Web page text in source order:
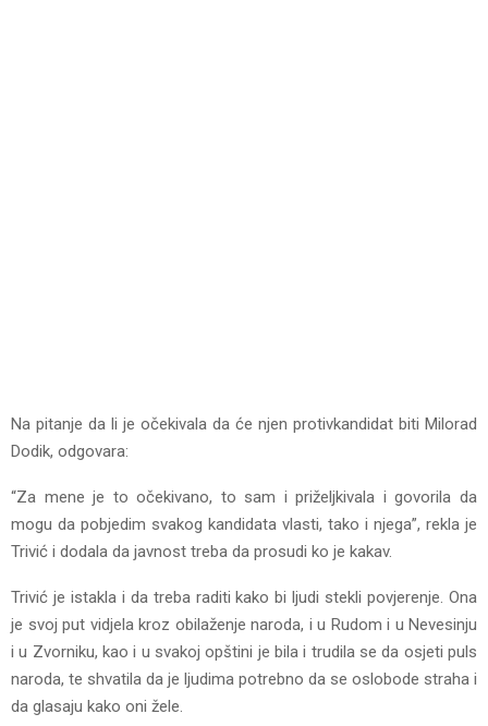
Na pitanje da li je očekivala da će njen protivkandidat biti Milorad
Dodik, odgovara:
“Za mene je to očekivano, to sam i priželjkivala i govorila da
mogu da pobjedim svakog kandidata vlasti, tako i njega”, rekla je
Trivić i dodala da javnost treba da prosudi ko je kakav.
Trivić je istakla i da treba raditi kako bi ljudi stekli povjerenje. Ona
je svoj put vidjela kroz obilaženje naroda, i u Rudom i u Nevesinju
i u Zvorniku, kao i u svakoj opštini je bila i trudila se da osjeti puls
naroda, te shvatila da je ljudima potrebno da se oslobode straha i
da glasaju kako oni žele.